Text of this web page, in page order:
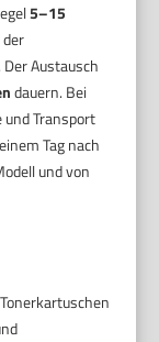
5–15
. Der Austausch
dauern. Bei
Transport
Tag nach
und von